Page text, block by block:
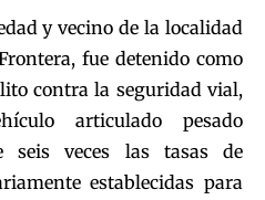
y vecino de la localidad
fue detenido como
contra la seguridad vial,
articulado pesado
seis veces las tasas de
establecidas para